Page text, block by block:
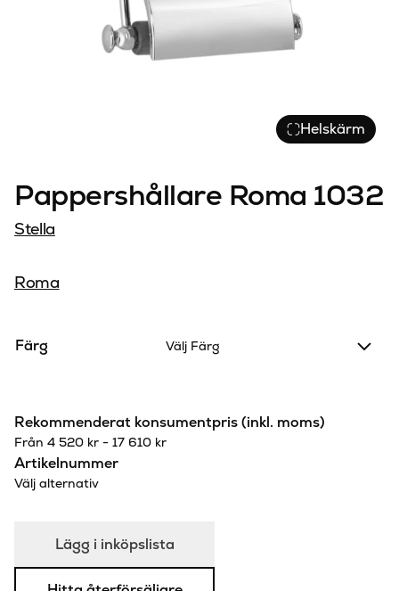
Helskärm
Pappershållare Roma 1032
Stella
Roma
Färg Välj Färg
Rekommenderat konsumentpris (inkl. moms)
Från 4 520 kr - 17 610 kr
Artikelnummer
Välj alternativ
Lägg i inköpslista